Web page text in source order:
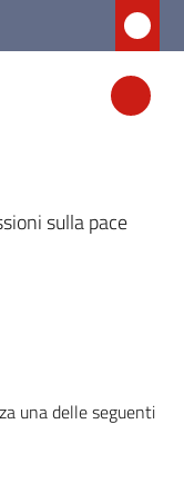
sulla pace
una delle seguenti